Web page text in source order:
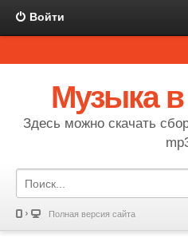
Войти
Музыка
Здесь можно скачать
Полная версия сайта